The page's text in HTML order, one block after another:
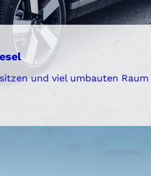
und viel umbauten Raum